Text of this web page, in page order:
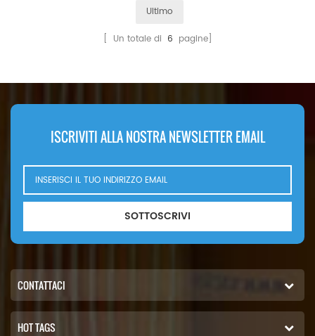
V2/V3/V4/V5/V6
Ultimo
[ Un totale di 6 pagine]
ISCRIVITI ALLA NOSTRA NEWSLETTER EMAIL
SOTTOSCRIVI
CONTATTACI
HOT TAGS